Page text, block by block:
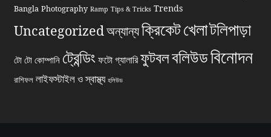
Bangla Photography Ramp Tips & Tricks Trends
Uncategorizedঅন্যান্যক্রিকেটখেলাটলিপাড়া
টো টো কোম্পানি ট্রেন্ডিং ফটো গ্যালারি ফুটবলবলিউডবিনোদন
রাশিফল লাইফস্টাইল ও স্বাস্থ্য হলিউড